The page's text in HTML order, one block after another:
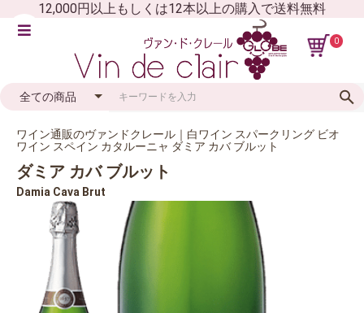
12,000円以上もしくは12本以上の購入で送料無料
0
ワイン通販のヴァンドクレール｜白ワイン スパークリング ビオ
ワイン スペイン カタルーニャ ダミア カバ ブルット
ダミア カバ ブルット
Damia Cava Brut